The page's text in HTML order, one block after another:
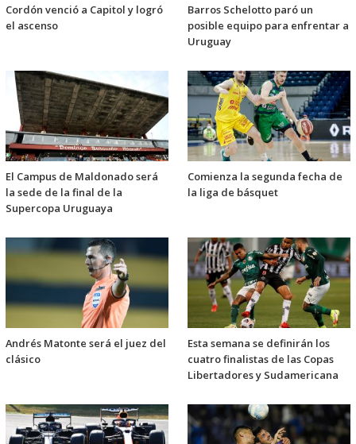
Cordón venció a Capitol y logró
el ascenso
Barros Schelotto paró un
posible equipo para enfrentar a
Uruguay
El Campus de Maldonado será
la sede de la final de la
Supercopa Uruguaya
Comienza la segunda fecha de
la liga de básquet
Andrés Matonte será el juez del
clásico
Esta semana se definirán los
cuatro finalistas de las Copas
Libertadores y Sudamericana